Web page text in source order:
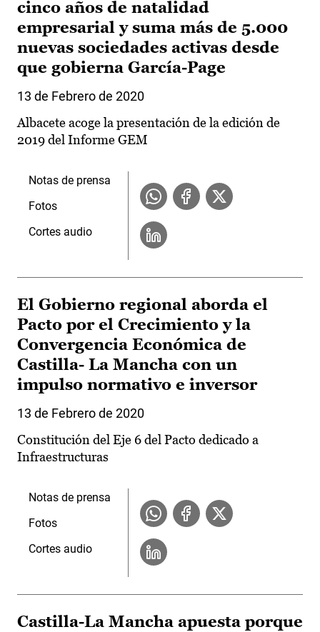
cinco años de natalidad
empresarial y suma más de 5.000
nuevas sociedades activas desde
que gobierna García-Page
13 de Febrero de 2020
Albacete acoge la presentación de la edición de
2019 del Informe GEM
Notas de prensa
Fotos
Cortes audio
El Gobierno regional aborda el
Pacto por el Crecimiento y la
Convergencia Económica de
Castilla- La Mancha con un
impulso normativo e inversor
13 de Febrero de 2020
Constitución del Eje 6 del Pacto dedicado a
Infraestructuras
Notas de prensa
Fotos
Cortes audio
Castilla-La Mancha apuesta porque